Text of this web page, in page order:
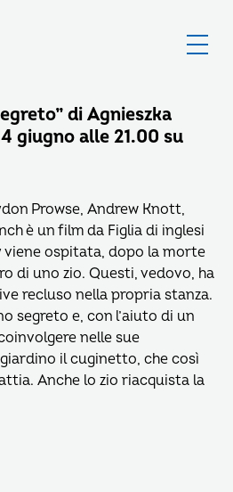
di Agnieszka
giugno alle 21.00 su
Prowse, Andrew Knott,
è un film da Figlia di inglesi
viene ospitata, dopo la morte
di uno zio. Questi, vedovo, ha
recluso nella propria stanza.
segreto e, con l’aiuto di un
nelle sue
il cuginetto, che così
Anche lo zio riacquista la